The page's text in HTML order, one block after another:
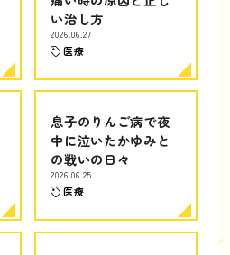
い治し方
2026.06.27
医療
息子のりんご病で夜
中に泣いたかゆみと
の戦いの日々
2026.06.25
医療